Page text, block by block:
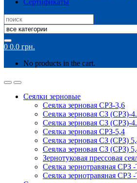
Сертификаты
Search
for:
0 0.0 грн.
No products in the cart.
Сеялки зерновые
Сеялка зерновая СРЗ-3,6
Сеялка зерновая СЗ (СРЗ)-
Сеялка зерновая СЗ (СРЗ)-
Сеялка зерновая СРЗ-5,4
Сеялка зерновая СЗ (СРЗ)
Сеялка зерновая СЗ (СРЗ)
Зернотуковая прессовая
Сеялка зернотравяная СРЗ
Сеялка зернотравяная СРЗ